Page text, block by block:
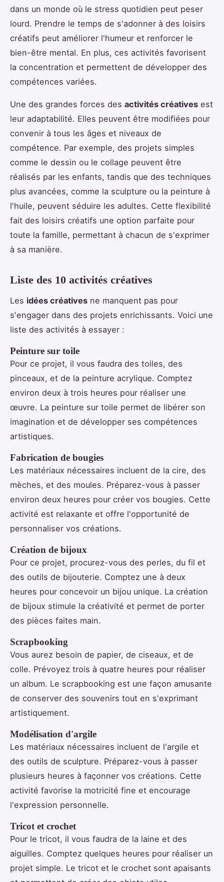
dans un monde où le stress quotidien peut peser
lourd. Prendre le temps de s'adonner à des loisirs
créatifs peut améliorer l'humeur et renforcer le
bien-être mental. En plus, ces activités favorisent
la concentration et permettent de développer des
compétences variées.
Une des grandes forces des activités créatives est
leur adaptabilité. Elles peuvent être modifiées pour
convenir à tous les âges et niveaux de
compétence. Par exemple, des projets simples
comme le dessin ou le collage peuvent être
réalisés par les enfants, tandis que des techniques
plus avancées, comme la sculpture ou la peinture à
l'huile, peuvent séduire les adultes. Cette flexibilité
fait des loisirs créatifs une option parfaite pour
toute la famille, permettant à chacun de s'exprimer
à sa manière.
Liste des 10 activités créatives
Les idées créatives ne manquent pas pour
s'engager dans des projets enrichissants. Voici une
liste des activités à essayer :
Peinture sur toile
Pour ce projet, il vous faudra des toiles, des
pinceaux, et de la peinture acrylique. Comptez
environ deux à trois heures pour réaliser une
œuvre. La peinture sur toile permet de libérer son
imagination et de développer ses compétences
artistiques.
Fabrication de bougies
Les matériaux nécessaires incluent de la cire, des
mèches, et des moules. Préparez-vous à passer
environ deux heures pour créer vos bougies. Cette
activité est relaxante et offre l'opportunité de
personnaliser vos créations.
Création de bijoux
Pour ce projet, procurez-vous des perles, du fil et
des outils de bijouterie. Comptez une à deux
heures pour concevoir un bijou unique. La création
de bijoux stimule la créativité et permet de porter
des pièces faites main.
Scrapbooking
Vous aurez besoin de papier, de ciseaux, et de
colle. Prévoyez trois à quatre heures pour réaliser
un album. Le scrapbooking est une façon amusante
de conserver des souvenirs tout en s'exprimant
artistiquement.
Modélisation d'argile
Les matériaux nécessaires incluent de l'argile et
des outils de sculpture. Préparez-vous à passer
plusieurs heures à façonner vos créations. Cette
activité favorise la motricité fine et encourage
l'expression personnelle.
Tricot et crochet
Pour le tricot, il vous faudra de la laine et des
aiguilles. Comptez quelques heures pour réaliser un
projet simple. Le tricot et le crochet sont apaisants